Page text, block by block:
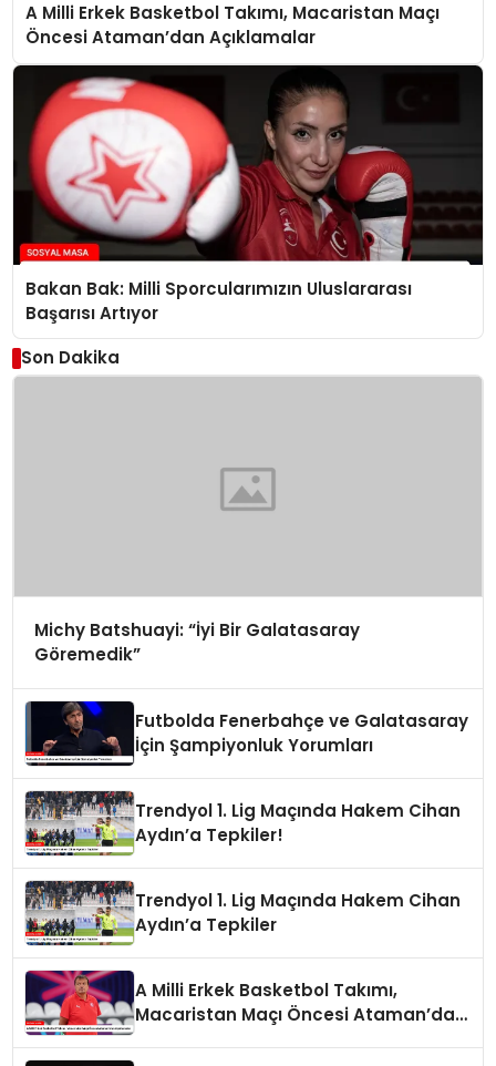
A Milli Erkek Basketbol Takımı, Macaristan Maçı
Öncesi Ataman’dan Açıklamalar
Bakan Bak: Milli Sporcularımızın Uluslararası
Başarısı Artıyor
Son Dakika
Michy Batshuayi: “İyi Bir Galatasaray
Göremedik”
Futbolda Fenerbahçe ve Galatasaray
İçin Şampiyonluk Yorumları
Trendyol 1. Lig Maçında Hakem Cihan
Aydın’a Tepkiler!
Trendyol 1. Lig Maçında Hakem Cihan
Aydın’a Tepkiler
A Milli Erkek Basketbol Takımı,
Macaristan Maçı Öncesi Ataman’dan